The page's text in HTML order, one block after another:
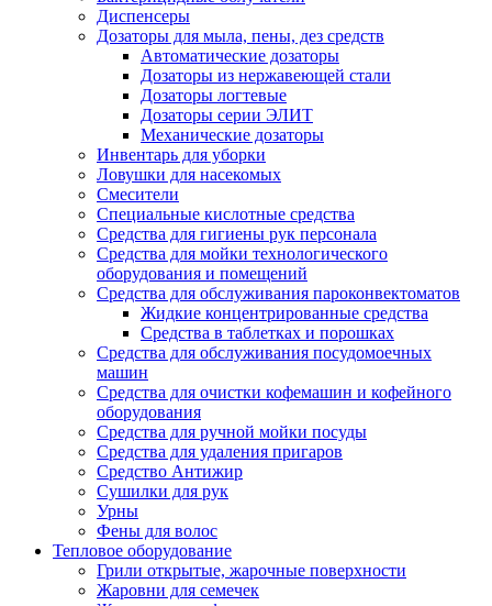
Диспенсеры
Дозаторы для мыла, пены, дез средств
Автоматические дозаторы
Дозаторы из нержавеющей стали
Дозаторы логтевые
Дозаторы серии ЭЛИТ
Механические дозаторы
Инвентарь для уборки
Ловушки для насекомых
Смесители
Специальные кислотные средства
Средства для гигиены рук персонала
Средства для мойки технологического
оборудования и помещений
Средства для обслуживания пароконвектоматов
Жидкие концентрированные средства
Средства в таблетках и порошках
Средства для обслуживания посудомоечных
машин
Средства для очистки кофемашин и кофейного
оборудования
Средства для ручной мойки посуды
Средства для удаления пригаров
Средство Антижир
Сушилки для рук
Урны
Фены для волос
Тепловое оборудование
Грили открытые, жарочные поверхности
Жаровни для семечек